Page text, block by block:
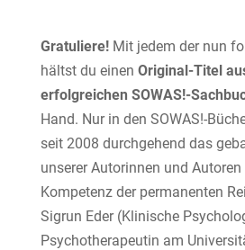
Gratuliere!Mit jedem der nun
hältst du einen Original-Titel
erfolgreichen SOWAS!-
Hand. Nur in den SOWAS!-
seit 2008 durchgehend das
unserer Autorinnen und
Kompetenz der permanenten
Sigrun Eder (Klinische
Psychotherapeutin am